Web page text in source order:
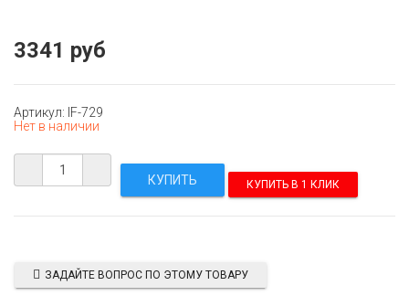
3341 руб
Артикул: IF-729
Нет в наличии
КУПИТЬ В 1 КЛИК
ЗАДАЙТЕ ВОПРОС ПО ЭТОМУ ТОВАРУ